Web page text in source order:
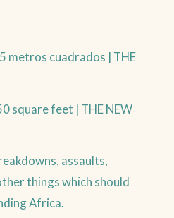
metros cuadrados | THE
square feet | THE NEW
assaults,
things which should
Africa.